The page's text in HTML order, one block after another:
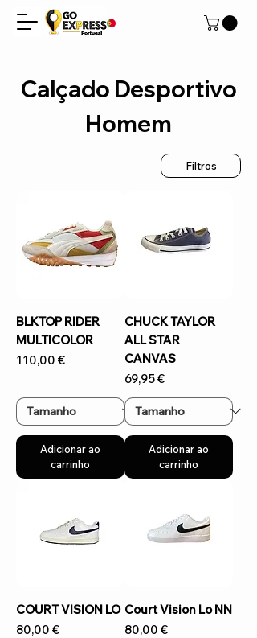
Calçado Desportivo
Homem
Filtros
BLKTOP RIDER
MULTICOLOR
Preço
110,00 €
Adicionar ao
carrinho
CHUCK TAYLOR
ALL STAR
CANVAS
Preço
69,95 €
Adicionar ao
carrinho
COURT VISION LO
Preço
80,00 €
Court Vision Lo NN
Preço
80,00 €